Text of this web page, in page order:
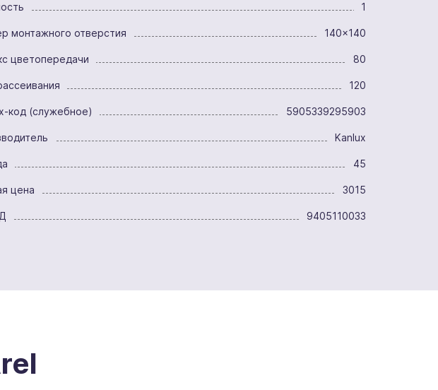
1
монтажного отверстия 140x140
цветопередачи 80
120
код (служебное) 5905339295903
Kanlux
45
цена 3015
9405110033